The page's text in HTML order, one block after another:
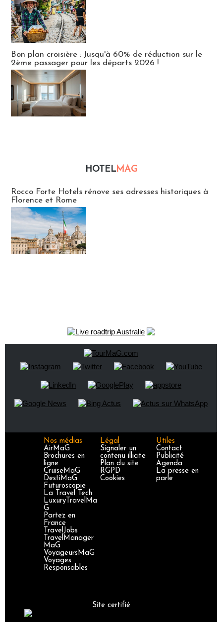
Bon plan croisière : Jusqu'à 60% de réduction sur le
2ème passager pour les départs 2026 !
HOTELMAG
Rocco Forte Hotels rénove ses adresses historiques à
Florence et Rome
Nos médias
AirMaG
Brochures en
ligne
CruiseMaG
DestiMaG
Futuroscopie
La Travel Tech
LuxuryTravelMa
G
Partez en
France
TravelJobs
TravelManager
MaG
VoyageursMaG
Voyages
Responsables
Légal
Signaler un
contenu illicite
Plan du site
RGPD
Cookies
Utiles
Contact
Publicité
Agenda
La presse en
parle
Site certifié